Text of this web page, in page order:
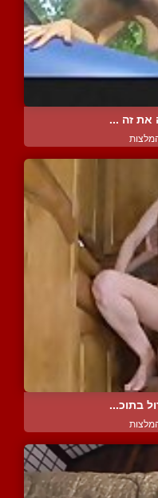
את זה ...
בתוכ...